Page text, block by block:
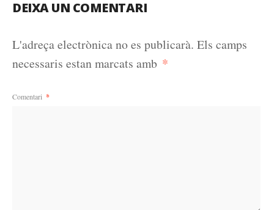
DEIXA UN COMENTARI
L'adreça electrònica no es publicarà. Els camps
necessaris estan marcats amb *
Comentari *